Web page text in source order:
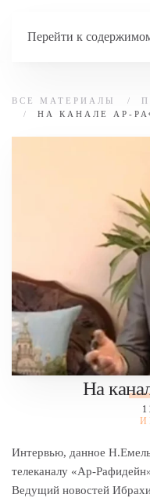
Перейти к
ВСЕ МАТЕРИАЛЫ
НА КАНАЛЕ АР-
На
Интервью, данное
телеканалу «Ар-
Ведущий новостей